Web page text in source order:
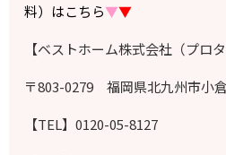
料）はこちら▼▼
【ベストホーム株式会社（プロ
〒803-0279 福岡県北九州市小
【TEL】0120-05-8127